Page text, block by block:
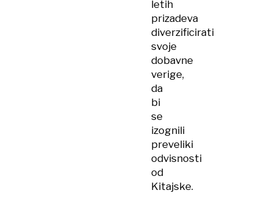
letih
prizadeva
diverzificirati
svoje
dobavne
verige,
da
bi
se
izognili
preveliki
odvisnosti
od
Kitajske.